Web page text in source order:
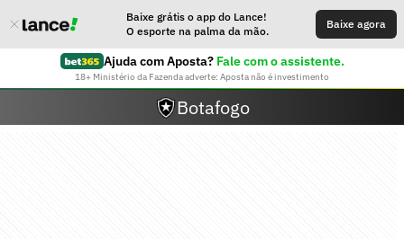
Baixe grátis o app do Lance!
O esporte na palma da mão.
Baixe agora
Ajuda com Aposta? Fale com o assistente.
18+ Ministério da Fazenda adverte: Aposta não é investimento
Botafogo